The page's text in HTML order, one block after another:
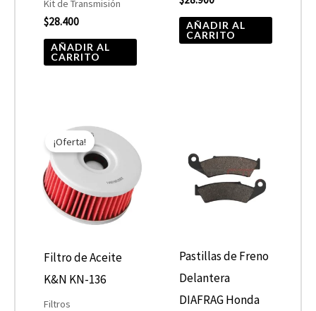
Kit de Transmisión
$28.400
AÑADIR AL
CARRITO
AÑADIR AL
CARRITO
¡Oferta!
Filtro de Aceite
K&N KN-136
Filtros
precio
original
era:
$7.590.
precio
actual
es:
$3.795.
Pastillas de Freno
Delantera
DIAFRAG Honda